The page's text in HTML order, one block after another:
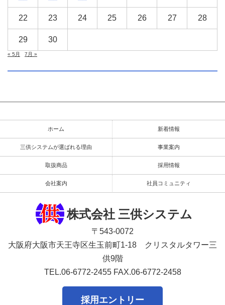
22 23 24 25 26 27 28
29 30
« 5月 7月 »
ホーム 新着情報
三供システムが選ばれる理由 事業案内
取扱商品 採用情報
会社案内 社員コミュニティ
株式会社 三供システム
〒543-0072
大阪府大阪市天王寺区生玉前町1-18 クリスタルタワー三
供9階
TEL.06-6772-2455FAX.06-6772-2458
採用エントリー